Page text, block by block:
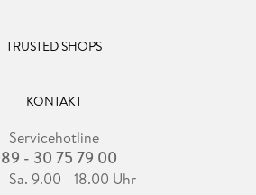
TRUSTED SHOPS
KONTAKT
Servicehotline
- 30 75 79 00
Sa. 9.00 - 18.00 Uhr